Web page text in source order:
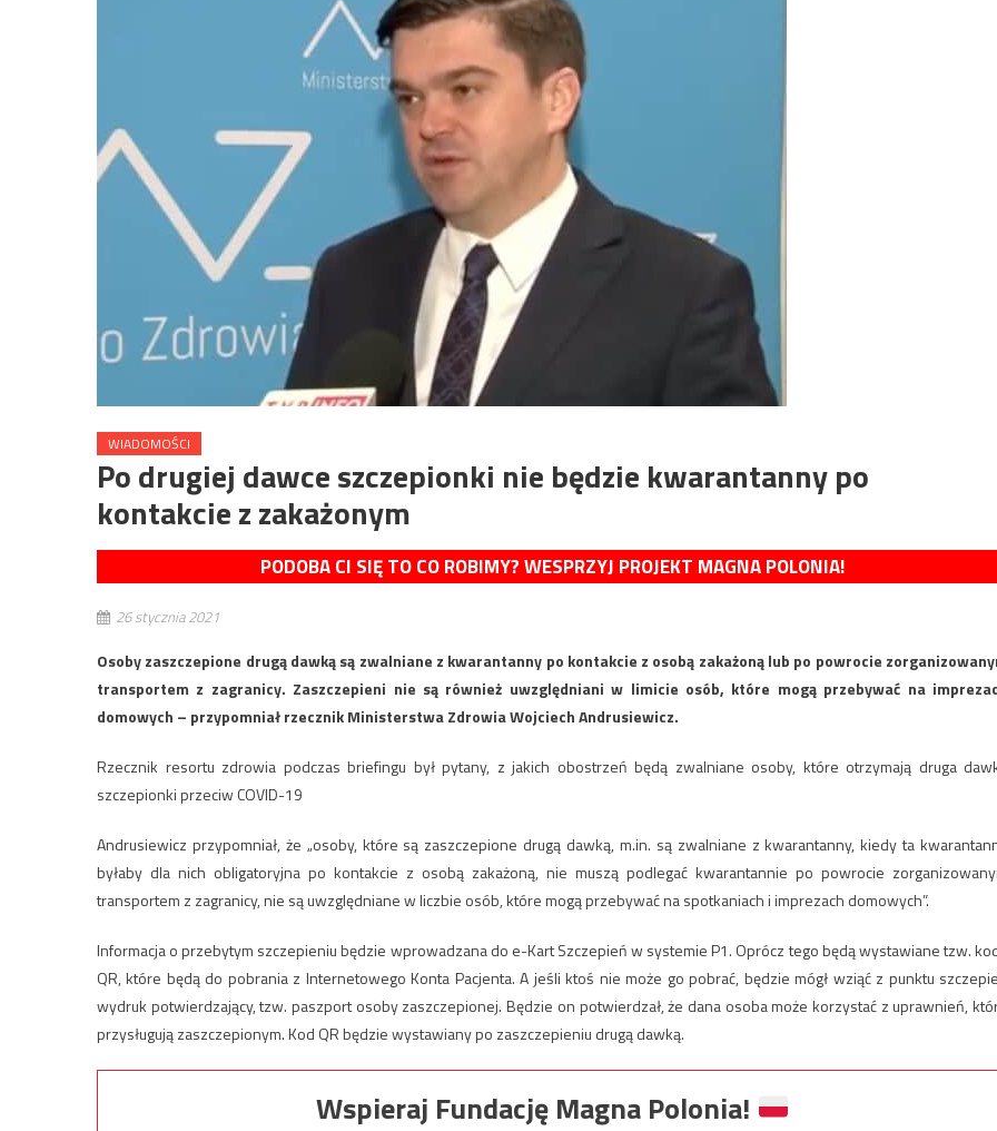
WIADOMOŚCI
Po drugiej dawce szczepionki nie będzie kwarantanny po
kontakcie z zakażonym
PODOBA CI SIĘ TO CO ROBIMY? WESPRZYJ PROJEKT MAGNA POLONIA!
26 stycznia 2021
Osoby zaszczepione drugą dawką są zwalniane z kwarantanny po kontakcie z osobą zakażoną lub po powrocie
transportem z zagranicy. Zaszczepieni nie są również uwzględniani w limicie osób, które mogą przebywać na
domowych – przypomniał rzecznik Ministerstwa Zdrowia Wojciech Andrusiewicz.
Rzecznik resortu zdrowia podczas briefingu był pytany, z jakich obostrzeń będą zwalniane osoby, które otrzymają druga
szczepionki przeciw COVID-19
Andrusiewicz przypomniał, że „osoby, które są zaszczepione drugą dawką, m.in. są zwalniane z kwarantanny, kiedy ta
byłaby dla nich obligatoryjna po kontakcie z osobą zakażoną, nie muszą podlegać kwarantannie po powrocie
transportem z zagranicy, nie są uwzględniane w liczbie osób, które mogą przebywać na spotkaniach i imprezach domowych”.
Informacja o przebytym szczepieniu będzie wprowadzana do e-Kart Szczepień w systemie P1. Oprócz tego będą wystawiane tzw.
QR, które będą do pobrania z Internetowego Konta Pacjenta. A jeśli ktoś nie może go pobrać, będzie mógł wziąć z punktu
wydruk potwierdzający, tzw. paszport osoby zaszczepionej. Będzie on potwierdzał, że dana osoba może korzystać z uprawnień,
przysługują zaszczepionym. Kod QR będzie wystawiany po zaszczepieniu drugą dawką.
Wspieraj Fundację Magna Polonia!